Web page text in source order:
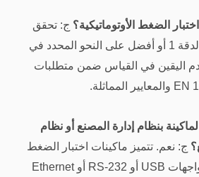
الضغط الأوتوماتيكية؟ ج: تحقق
الماكينات الرائدة فئة الدقة 1 أو أفضل على النحو المحدد في
عدم اليقين في القياس ضمن متطلبات
بنظام إدارة المصنع أو نظام
ج: نعم. تتميز ماكينات اختبار الضغط
الأوتوماتيكية الحديثة بواجهات USB أو RS-232 أو Ethernet